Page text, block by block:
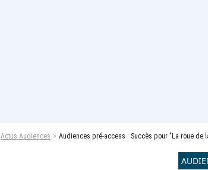
Actus Audiences Audiences pré-access : Succès pour "La roue